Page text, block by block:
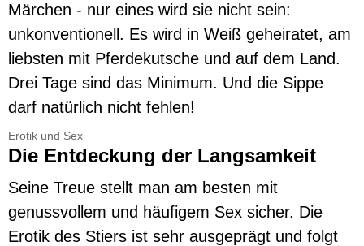
Märchen - nur eines wird sie nicht sein:
unkonventionell. Es wird in Weiß geheiratet, am
liebsten mit Pferdekutsche und auf dem Land.
Drei Tage sind das Minimum. Und die Sippe
darf natürlich nicht fehlen!
Erotik und Sex
Die Entdeckung der Langsamkeit
Seine Treue stellt man am besten mit
genussvollem und häufigem Sex sicher. Die
Erotik des Stiers ist sehr ausgeprägt und folgt